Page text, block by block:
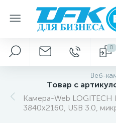
0
Веб-
Товар с
Камера-Web LOGITECH
3840x2160, USB 3.0,